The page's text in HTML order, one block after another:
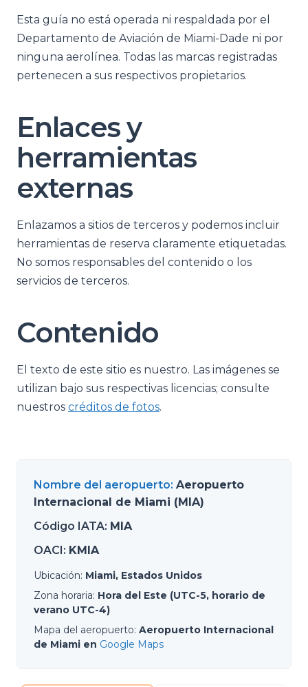
Esta guía no está operada ni respaldada por el
Departamento de Aviación de Miami-Dade ni por
ninguna aerolínea. Todas las marcas registradas
pertenecen a sus respectivos propietarios.
Enlaces y
herramientas
externas
Enlazamos a sitios de terceros y podemos incluir
herramientas de reserva claramente etiquetadas.
No somos responsables del contenido o los
servicios de terceros.
Contenido
El texto de este sitio es nuestro. Las imágenes se
utilizan bajo sus respectivas licencias; consulte
nuestros créditos de fotos.
Nombre del aeropuerto: Aeropuerto
Internacional de Miami (MIA)
Código IATA: MIA
OACI: KMIA
Ubicación: Miami, Estados Unidos
Zona horaria: Hora del Este (UTC-5, horario de
verano UTC-4)
Mapa del aeropuerto: Aeropuerto Internacional
de Miami en Google Maps